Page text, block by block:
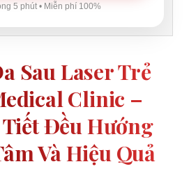
5 phút • Miễn phí 100%
Sau Laser Trẻ
Clinic –
Đều Hướng
Và Hiệu Quả